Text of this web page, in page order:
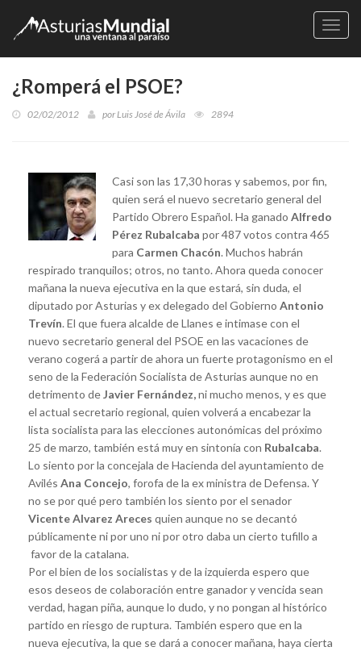
¿Romperá el PSOE?
02/02/2012 porLuis José de Ávila 2894
Casi son las 17,30 horas y sabemos, por fin,
quien será el nuevo secretario general del
Partido Obrero Español. Ha ganado Alfredo
Pérez Rubalcaba por 487 votos contra 465
para Carmen Chacón. Muchos habrán
respirado tranquilos; otros, no tanto. Ahora queda conocer
mañana la nueva ejecutiva en la que estará, sin duda, el
diputado por Asturias y ex delegado del Gobierno Antonio
Trevín. El que fuera alcalde de Llanes e intimase con el
nuevo secretario general del PSOE en las vacaciones de
verano cogerá a partir de ahora un fuerte protagonismo en el
seno de la Federación Socialista de Asturias aunque no en
detrimento deJavier Fernández,ni mucho menos, y es que
el actual secretario regional, quien volverá a encabezar la
lista socialista para las elecciones autonómicas del próximo
25 de marzo, también está muy en sintonía con Rubalcaba.
Lo siento por la concejala de Hacienda del ayuntamiento de
Avilés Ana Concejo, forofa de la ex ministra de Defensa. Y
no se por qué pero también los siento por el senador
Vicente Alvarez Areces quien aunque no se decantó
públicamente ni por uno ni por otro daba un cierto tufillo a
favor de la catalana.
Por el bien de los socialistas y de la izquierda espero que
esos deseos de colaboración entre ganador y vencida sean
verdad, hagan piña, aunque lo dudo, y no pongan al histórico
partido en riesgo de ruptura. También espero que en la
nueva ejecutiva, la que se dará a conocer mañana, haya cierta